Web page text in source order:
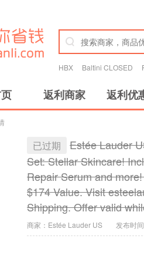
HBX Baltini CLOSED
返利商家 返利优
已过期
Estée Lauder
Set: Stellar Skincare!
Repair Serum and
$174 Value. Visit
Shipping. Offer valid
商家：Estée Lauder US 发布时